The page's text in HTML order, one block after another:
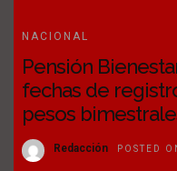
NACIONAL
Pensión
fechas de
pesos
Redacción POSTED